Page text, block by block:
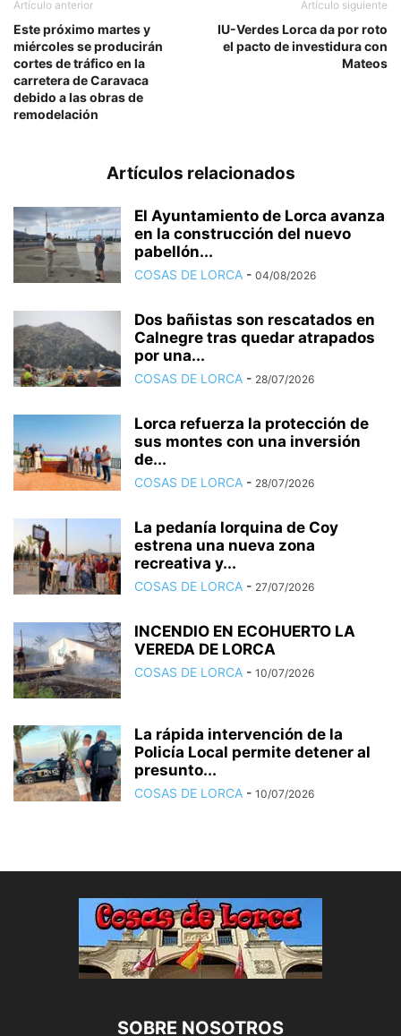
Artículo anterior
Este próximo martes y
miércoles se producirán
cortes de tráfico en la
carretera de Caravaca
debido a las obras de
remodelación
Artículo siguiente
IU-Verdes Lorca da por roto
el pacto de investidura con
Mateos
Artículos relacionados
El Ayuntamiento de Lorca avanza
en la construcción del nuevo
pabellón...
COSAS DE LORCA - 04/08/2026
Dos bañistas son rescatados en
Calnegre tras quedar atrapados
por una...
COSAS DE LORCA - 28/07/2026
Lorca refuerza la protección de
sus montes con una inversión
de...
COSAS DE LORCA - 28/07/2026
La pedanía lorquina de Coy
estrena una nueva zona
recreativa y...
COSAS DE LORCA - 27/07/2026
INCENDIO EN ECOHUERTO LA
VEREDA DE LORCA
COSAS DE LORCA - 10/07/2026
La rápida intervención de la
Policía Local permite detener al
presunto...
COSAS DE LORCA - 10/07/2026
SOBRE NOSOTROS